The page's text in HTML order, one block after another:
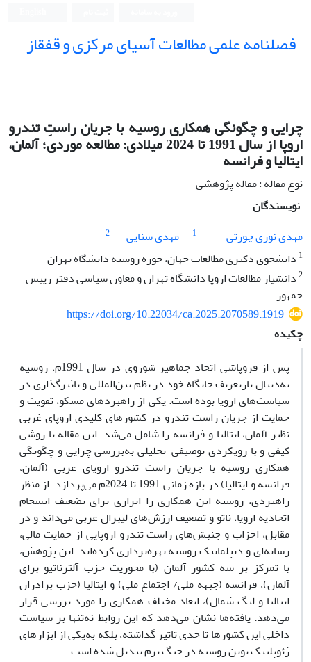
فصلنامه علمی مطالعات آسیای مرکزی و قفقاز
چرایی و چگونگی همکاری روسیه با جریان راستِ تندرو
اروپا از سال 1991 تا 2024 میلادی: مطالعه موردی؛ آلمان،
ایتالیا و فرانسه
نوع مقاله : مقاله پژوهشی
نویسندگان
مهدی نوری چورتی
1 مهدی سنایی
2
1 دانشجوی دکتری مطالعات جهان، حوزه روسیه دانشگاه تهران
2دانشیار مطالعات اروپا دانشگاه تهران و معاون سیاسی دفتر رییس
جمهور
https://doi.org/10.22034/ca.2025.2070589.1919
چکیده
پس از فروپاشی اتحاد جماهیر شوروی در سال 1991م، روسیه
به‌دنبال بازتعریف جایگاه خود در نظم بین‌المللی و تاثیرگذاری در
سیاست‌های اروپا بوده است. یکی از راهبردهای مسکو، تقویت و
حمایت از جریان راست تندرو در کشورهای کلیدی اروپای غربی
نظیر آلمان، ایتالیا و فرانسه را شامل می‌شد. این مقاله با روشی
کیفی و با رویکردی توصیفی-تحلیلی به‌بررسی چرایی و چگونگی
همکاری روسیه با جریان راست تندرو اروپای غربی (آلمان،
فرانسه و ایتالیا) در بازه زمانی 1991 تا 2024م می‌پردازد. از منظر
راهبردی، روسیه این همکاری را ابزاری برای تضعیف انسجام
اتحادیه اروپا، ناتو و تضعیف ارزش‌های لیبرال غربی می‌داند و در
مقابل، احزاب و جنبش‌های راست تندرو اروپایی از حمایت مالی،
رسانه‌ای و دیپلماتیک روسیه بهره‌برداری کرده‌اند. این پژوهش،
با تمرکز بر سه کشور آلمان (با محوریت حزب آلترناتیو برای
آلمان)، فرانسه (جبهه ملی/ اجتماع ملی) و ایتالیا (حزب برادران
ایتالیا و لیگ شمال)، ابعاد مختلف همکاری را مورد بررسی قرار
می‌دهد. یافته‌ها نشان می‌دهد که این روابط نه‌تنها بر سیاست
داخلی این کشورها تا حدی تاثیر گذاشته، بلکه به‌یکی از ابزارهای
ژئوپلتیک نوین روسیه در جنگ نرم تبدیل شده است.